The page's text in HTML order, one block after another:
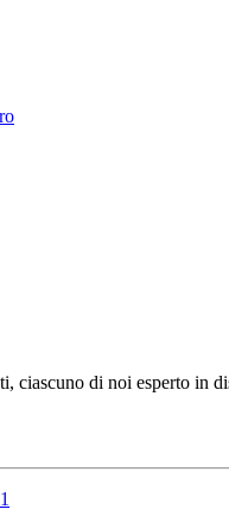
ciascuno di noi esperto in